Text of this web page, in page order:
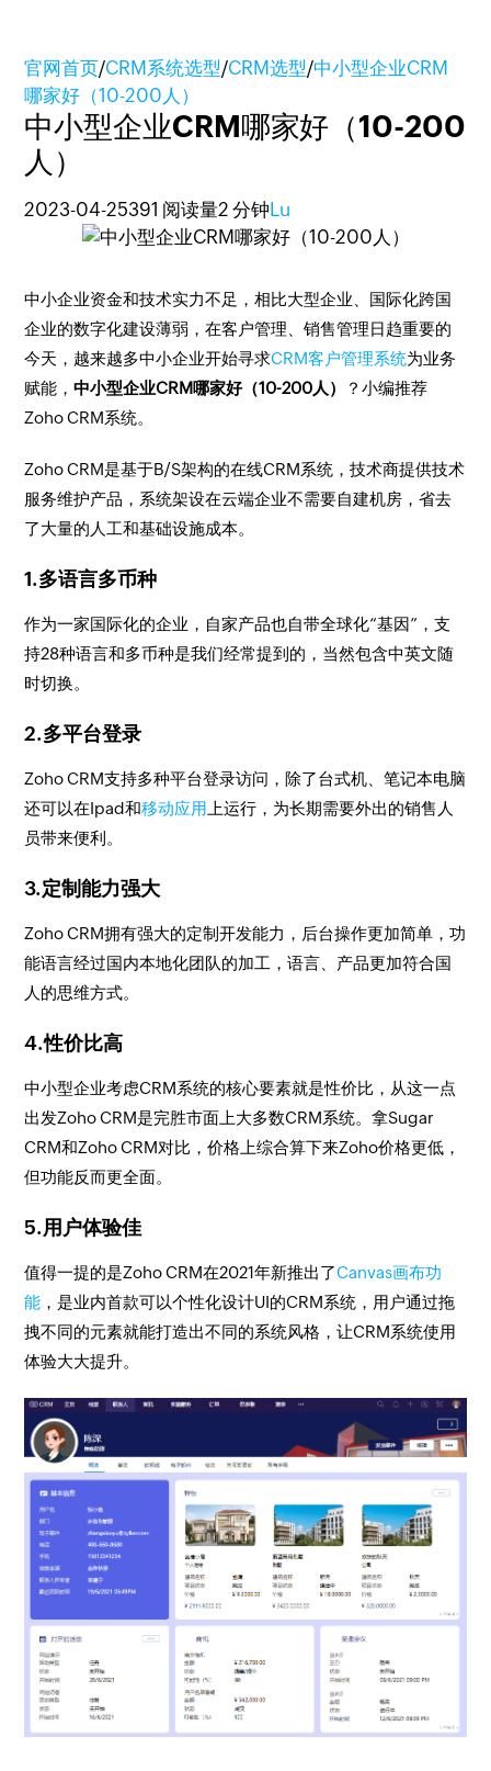
官网首页/CRM系统选型/CRM选型/中小型企业CRM
哪家好（10-200人）
中小型企业CRM哪家好（10-200
人）
2023-04-25391 阅读量2 分钟 Lu
中小企业资金和技术实力不足，相比大型企业、国际化跨国
企业的数字化建设薄弱，在客户管理、销售管理日趋重要的
今天，越来越多中小企业开始寻求CRM客户管理系统为业务
赋能，中小型企业CRM哪家好（10-200人）
？小编推荐
Zoho CRM系统。
Zoho CRM是基于B/S架构的在线CRM系统，技术商提供技术
服务维护产品，系统架设在云端企业不需要自建机房，省去
了大量的人工和基础设施成本。
1.多语言多币种
作为一家国际化的企业，自家产品也自带全球化“基因”，支
持28种语言和多币种是我们经常提到的，当然包含中英文随
时切换。
2.多平台登录
Zoho CRM支持多种平台登录访问，除了台式机、笔记本电脑
还可以在Ipad和移动应用 上运行，为长期需要外出的销售人
员带来便利。
3.定制能力强大
Zoho CRM拥有强大的定制开发能力，后台操作更加简单，功
能语言经过国内本地化团队的加工，语言、产品更加符合国
人的思维方式。
4.性价比高
中小型企业考虑CRM系统的核心要素就是性价比，从这一点
出发Zoho CRM是完胜市面上大多数CRM系统。拿Sugar
CRM和Zoho CRM对比，价格上综合算下来Zoho价格更低，
但功能反而更全面。
5.用户体验佳
值得一提的是Zoho CRM在2021年新推出了Canvas画布功
能 ，是业内首款可以个性化设计UI的CRM系统，用户通过拖
拽不同的元素就能打造出不同的系统风格，让CRM系统使用
体验大大提升。